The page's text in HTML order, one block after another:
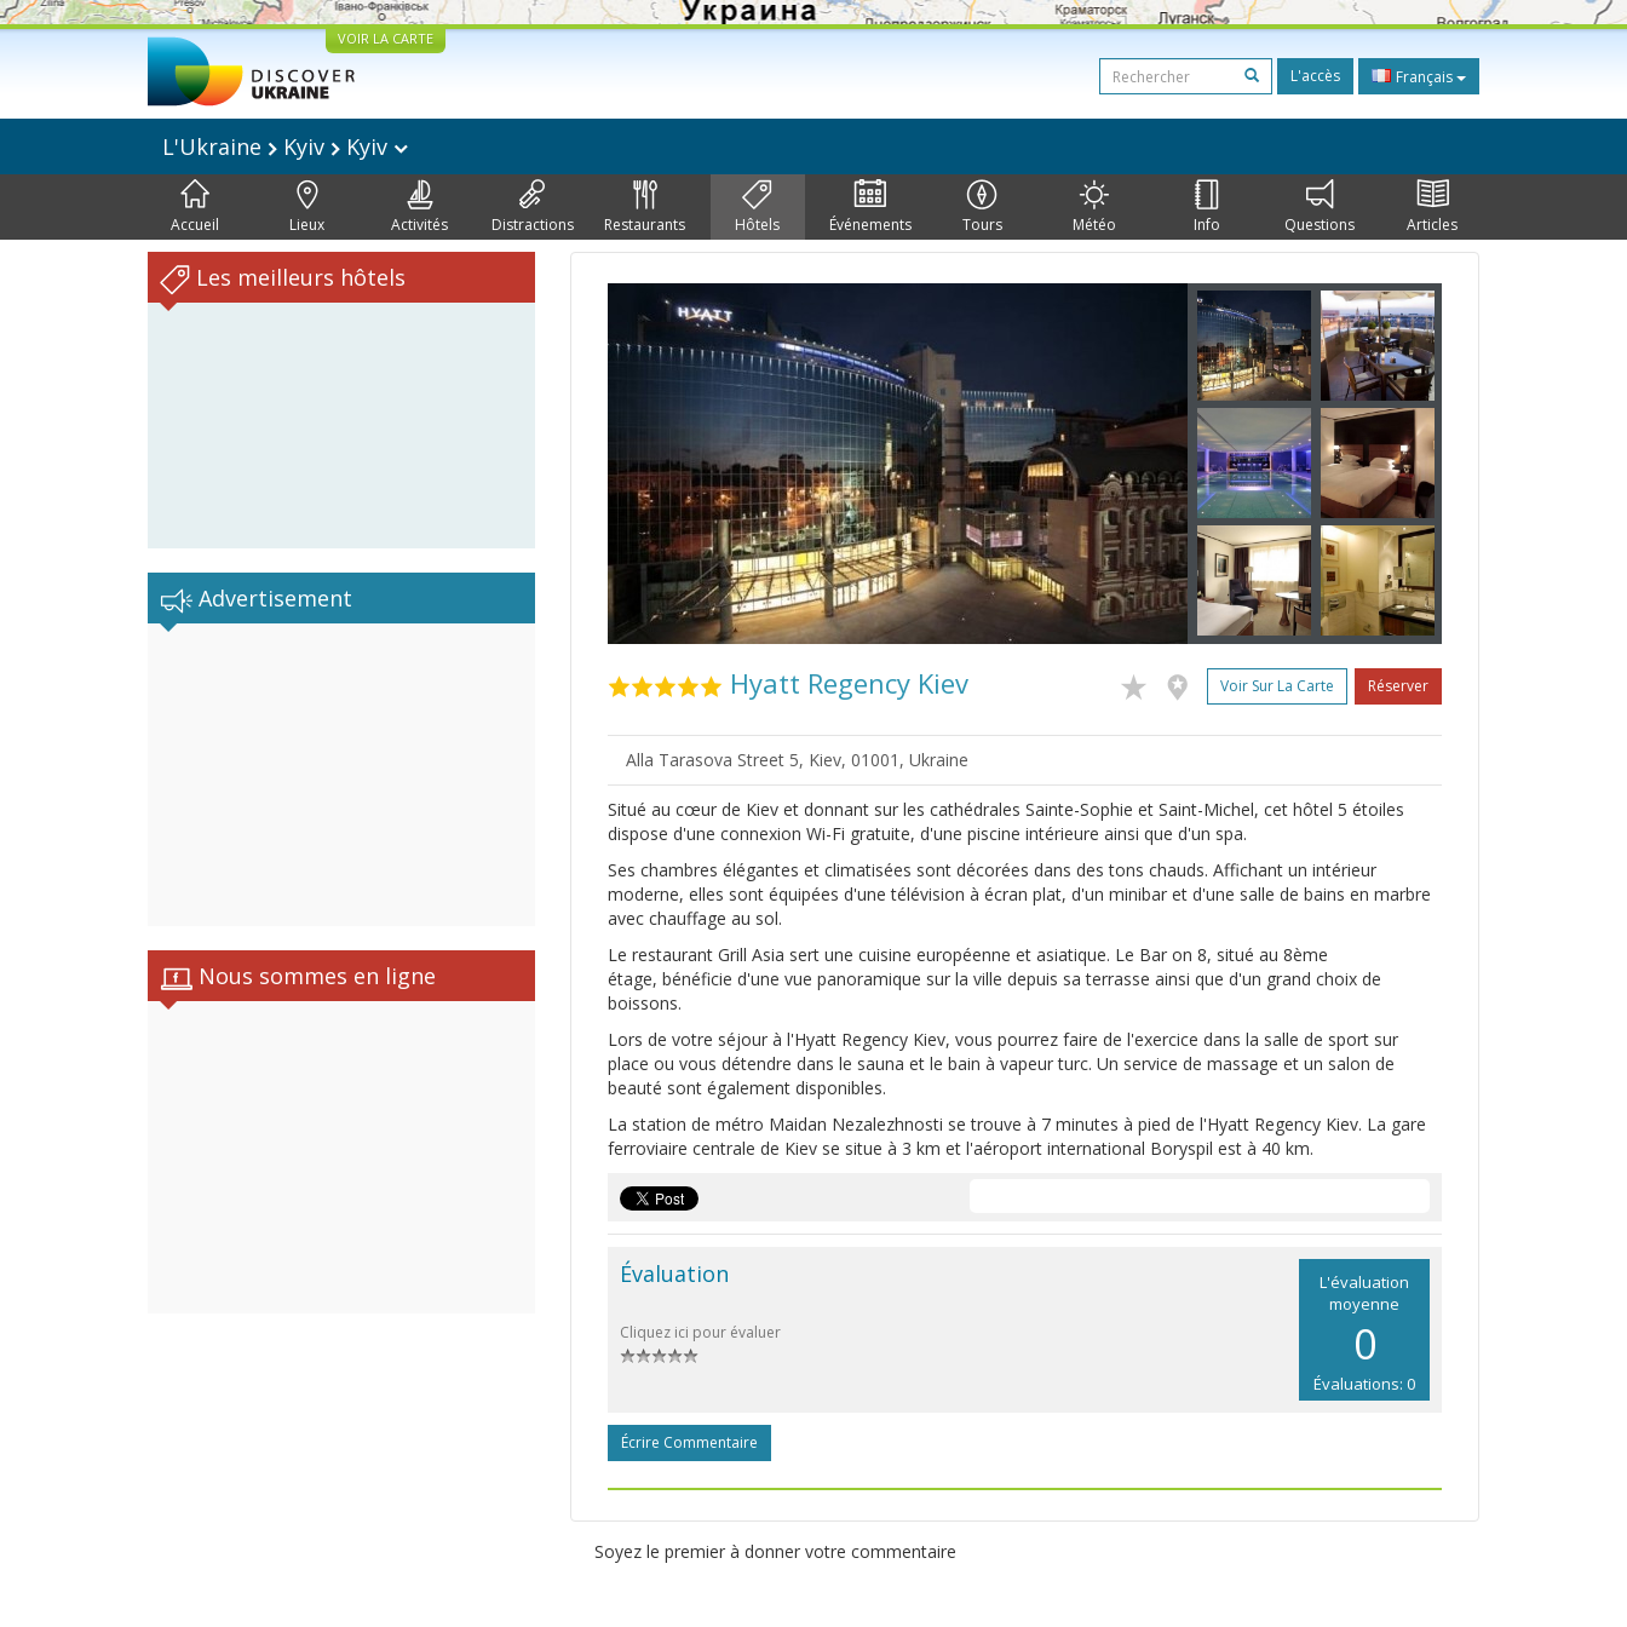
VOIR LA CARTE
L'accès Français
L'Ukraine Kyiv Kyiv
Accueil Lieux Activités Distractions Restaurants Hôtels Événements Tours Météo Info Questions Articles
Les meilleurs hôtels
Advertisement
Nous sommes en ligne
Hyatt Regency Kiev Voir Sur La Carte Réserver
Alla Tarasova Street 5, Kiev, 01001, Ukraine
Situé au cœur de Kiev et donnant sur les cathédrales Sainte-Sophie et Saint-Michel, cet hôtel 5 étoiles
dispose d'une connexion Wi-Fi gratuite, d'une piscine intérieure ainsi que d'un spa.
Ses chambres élégantes et climatisées sont décorées dans des tons chauds. Affichant un intérieur
moderne, elles sont équipées d'une télévision à écran plat, d'un minibar et d'une salle de bains en marbre
avec chauffage au sol.
Le restaurant Grill Asia sert une cuisine européenne et asiatique. Le Bar on 8, situé au 8ème
étage, bénéficie d'une vue panoramique sur la ville depuis sa terrasse ainsi que d'un grand choix de
boissons.
Lors de votre séjour à l'Hyatt Regency Kiev, vous pourrez faire de l'exercice dans la salle de sport sur
place ou vous détendre dans le sauna et le bain à vapeur turc. Un service de massage et un salon de
beauté sont également disponibles.
La station de métro Maidan Nezalezhnosti se trouve à 7 minutes à pied de l'Hyatt Regency Kiev. La gare
ferroviaire centrale de Kiev se situe à 3 km et l'aéroport international Boryspil est à 40 km.
L'évaluation
moyenne
0
Évaluations: 0
Évaluation
Cliquez ici pour évaluer
Écrire Commentaire
Soyez le premier à donner votre commentaire